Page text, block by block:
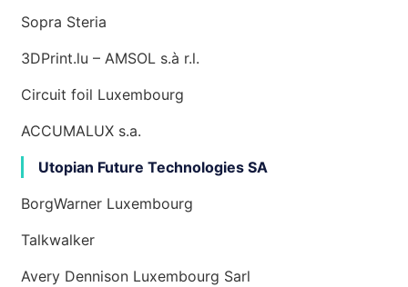
Sopra Steria
3DPrint.lu – AMSOL s.à r.l.
Circuit foil Luxembourg
ACCUMALUX s.a.
Utopian Future Technologies SA
BorgWarner Luxembourg
Talkwalker
Avery Dennison Luxembourg Sarl